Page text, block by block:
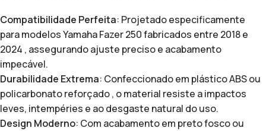
Compatibilidade Perfeita: Projetado especificamente
para modelos Yamaha Fazer 250 fabricados entre 2018 e
2024 , assegurando ajuste preciso e acabamento
impecável.
Durabilidade Extrema: Confeccionado em plástico ABS ou
policarbonato reforçado , o material resiste a impactos
leves, intempéries e ao desgaste natural do uso.
Design Moderno: Com acabamento em preto fosco ou